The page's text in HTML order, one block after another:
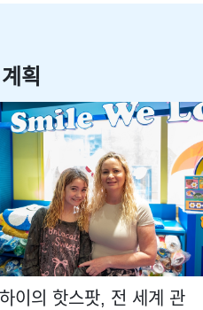
획
이의 핫스팟, 전 세계 관